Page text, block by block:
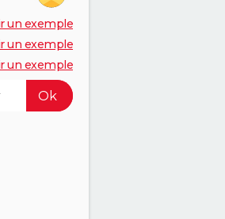
un exemple
un exemple
un exemple